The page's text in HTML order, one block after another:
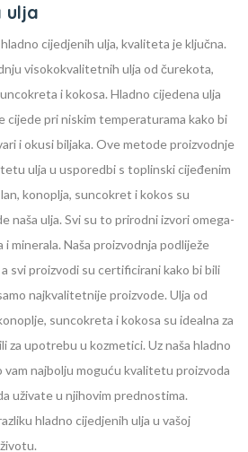
ulja
cijedjenih ulja, kvaliteta je ključna.
visokokvalitetnih ulja od čurekota,
i kokosa. Hladno cijedena ulja
cijede pri niskim temperaturama kako bi
i okusi biljaka. Ove metode proizvodnje
ulja u usporedbi s toplinski cijeđenim
konoplja, suncokret i kokos su
naša ulja. Svi su to prirodni izvori omega-
minerala. Naša proizvodnja podliježe
svi proizvodi su certificirani kako bi bili
najkvalitetnije proizvode. Ulja od
suncokreta i kokosa su idealna za
za upotrebu u kozmetici. Uz naša hladno
vam najbolju moguću kvalitetu proizvoda
uživate u njihovim prednostima.
hladno cijedjenih ulja u vašoj